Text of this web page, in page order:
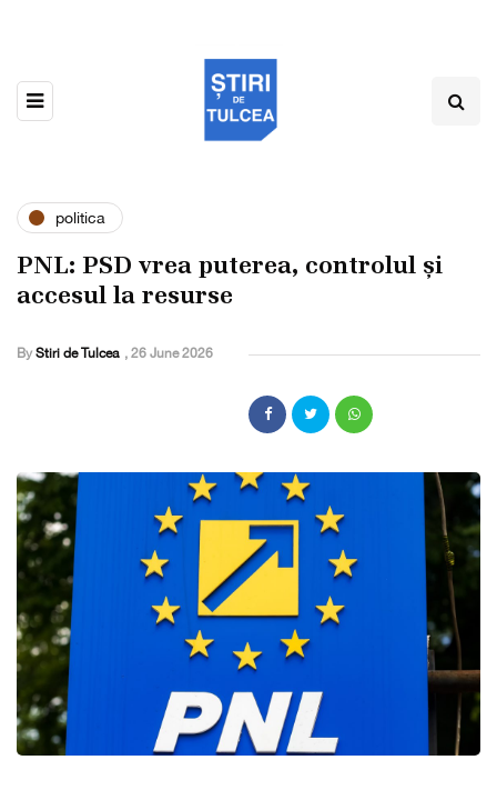
politica
PNL: PSD vrea puterea, controlul și
accesul la resurse
By Stiri de Tulcea , 26 June 2026